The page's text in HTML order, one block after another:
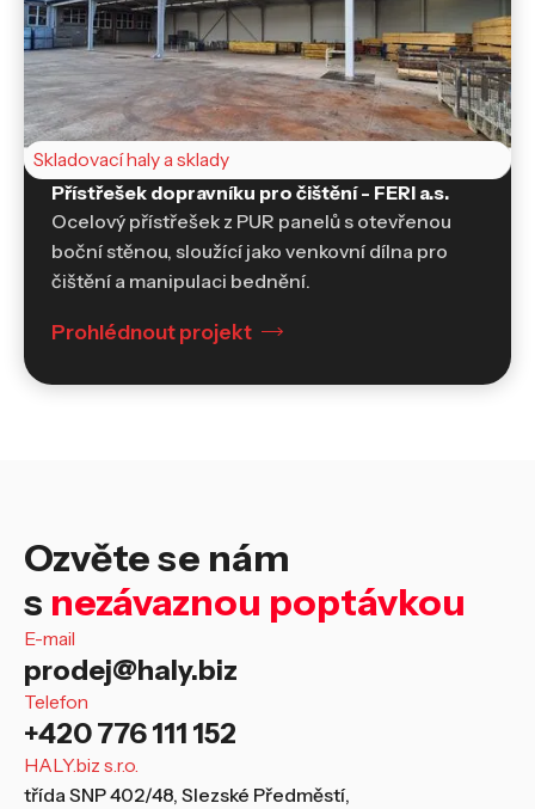
Skladovací haly a sklady
Přístřešek dopravníku pro čištění - FERI a.s.
Ocelový přístřešek z PUR panelů s otevřenou
boční stěnou, sloužící jako venkovní dílna pro
čištění a manipulaci bednění.
Prohlédnout projekt
Ozvěte se nám
s nezávaznou poptávkou
E-mail
prodej@haly.biz
Telefon
+420 776 111 152
HALY.biz s.r.o.
třída SNP 402/48, Slezské Předměstí,